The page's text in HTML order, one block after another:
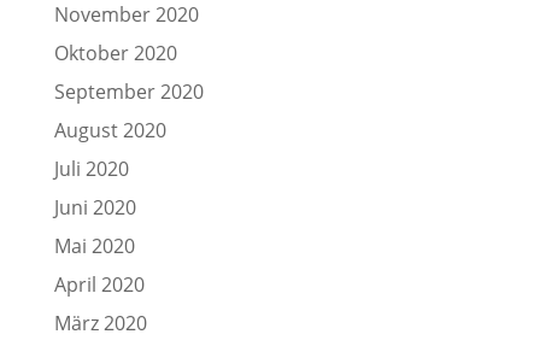
November 2020
Oktober 2020
September 2020
August 2020
Juli 2020
Juni 2020
Mai 2020
April 2020
März 2020